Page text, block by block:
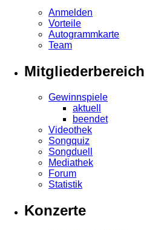
Anmelden
Vorteile
Autogrammkarte
Team
Mitgliederbereich
Gewinnspiele
aktuell
beendet
Videothek
Songquiz
Songduell
Mediathek
Forum
Statistik
Konzerte